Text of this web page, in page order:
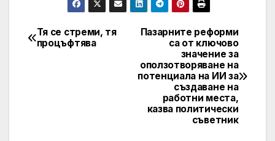
Post
Пазарните реформи
са от ключово
значение за
оползотворяване на
потенциала на ИИ за
създаване на
работни места,
казва политически
съветник
Тя се стреми, тя
процъфтява